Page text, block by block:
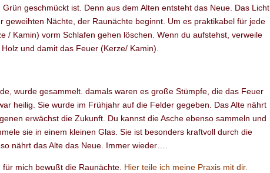
geschmückt ist. Denn aus dem Alten entsteht das Neue. Das Licht
Nächte, der Raunächte beginnt. Um es praktikabel für jede
/ Kamin) vorm Schlafen gehen löschen. Wenn du aufstehst, verweile
und damit das Feuer (Kerze/ Kamin).
wurde gesammelt. damals waren es große Stümpfe, die das Feuer
heilig. Sie wurde im Frühjahr auf die Felder gegeben. Das Alte nährt
erwächst die Zukunft. Du kannst die Asche ebenso sammeln und
sie in einem kleinen Glas. Sie ist besonders kraftvoll durch die
nährt das Alte das Neue. Immer wieder….
mich bewußt die Raunächte. Hier teile ich meine Praxis mit dir.